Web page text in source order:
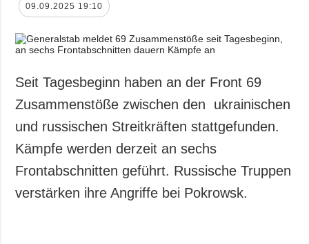
09.09.2025 19:10
Seit Tagesbeginn haben an der Front 69
Zusammenstöße zwischen den ukrainischen
und russischen Streitkräften stattgefunden.
Kämpfe werden derzeit an sechs
Frontabschnitten geführt. Russische Truppen
verstärken ihre Angriffe bei Pokrowsk.